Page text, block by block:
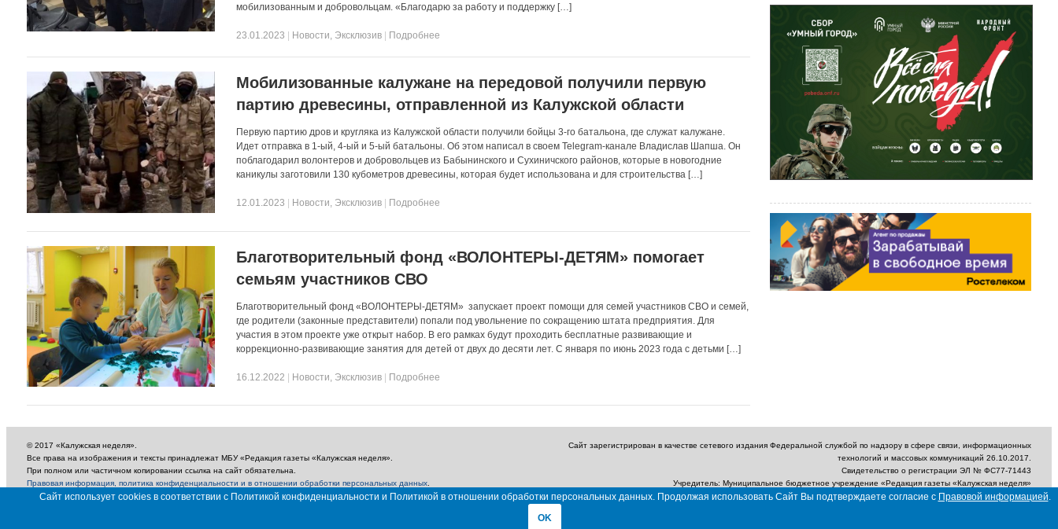
мобилизованным и добровольцам. «Благодарю за работу и поддержку […]
23.01.2023 Новости, Эксклюзив Подробнее
Мобилизованные калужане на передовой получили первую
партию древесины, отправленной из Калужской области
Первую партию дров и кругляка из Калужской области получили бойцы 3-го батальона, где служат калужане.
Идет отправка в 1-ый, 4-ый и 5-ый батальоны. Об этом написал в своем Telegram-канале Владислав Шапша. Он
поблагодарил волонтеров и добровольцев из Бабынинского и Сухиничского районов, которые в новогодние
каникулы заготовили 130 кубометров древесины, которая будет использована и для строительства […]
12.01.2023 Новости, Эксклюзив Подробнее
Благотворительный фонд «ВОЛОНТЕРЫ-ДЕТЯМ» помогает
семьям участников СВО
Благотворительный фонд «ВОЛОНТЕРЫ-ДЕТЯМ» запускает проект помощи для семей участников СВО и семей,
где родители (законные представители) попали под увольнение по сокращению штата предприятия. Для
участия в этом проекте уже открыт набор. В его рамках будут проходить бесплатные развивающие и
коррекционно-развивающие занятия для детей от двух до десяти лет. С января по июнь 2023 года с детьми […]
16.12.2022 | Новости Эксклюзив | Подробнее
© 2017 «Калужская неделя».
Все права на изображения и тексты принадлежат МБУ «Редакция газеты «Калужская неделя».
При полном или частичном копировании ссылка на сайт обязательна.
Правовая информация, политика конфиденциальности и в отношении обработки персональных данных.
18+
Сайт зарегистрирован в качестве сетевого издания Федеральной службой по надзору в сфере связи, информационных
технологий и массовых коммуникаций 26.10.2017.
Свидетельство о регистрации ЭЛ № ФС77-71443
Учредитель: Муниципальное бюджетное учреждение «Редакция газеты «Калужская неделя»
Главный редактор: Амбарцумян А. Ю. / Электронный адрес редакции: nedelya_kaluga@adm.kaluga.ru / Телефон редакции: 400-
Сайт использует cookies в соответствии с Политикой конфиденциальности и Политикой в отношении обработки персональных данных. Продолжая использовать Сайт Вы подтверждаете согласие с Правовой информацией.
OK